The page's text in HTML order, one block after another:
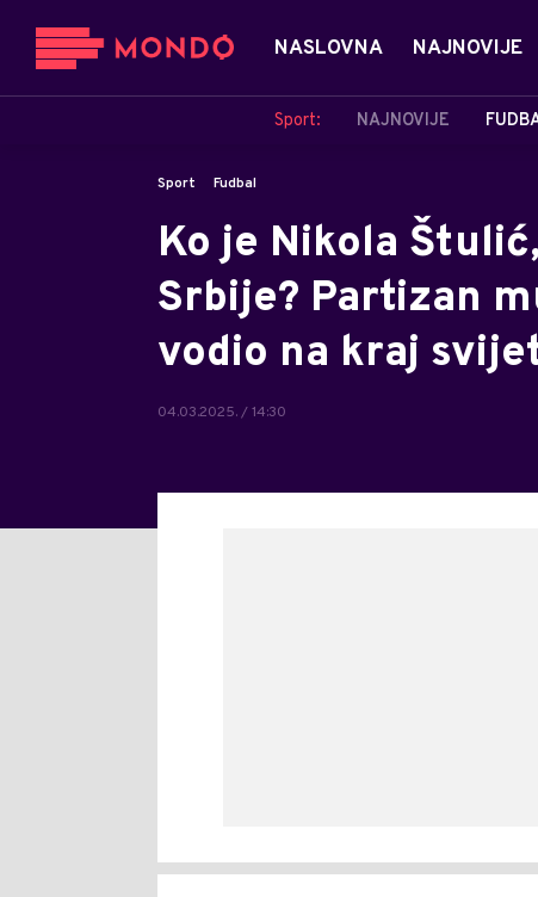
NASLOVNA NAJNOVIJE
Sport: NAJNOVIJE
Sport Fudbal
Ko je Nikola
Srbije? Partizan
vodio na kraj
04.03.2025. / 14:30